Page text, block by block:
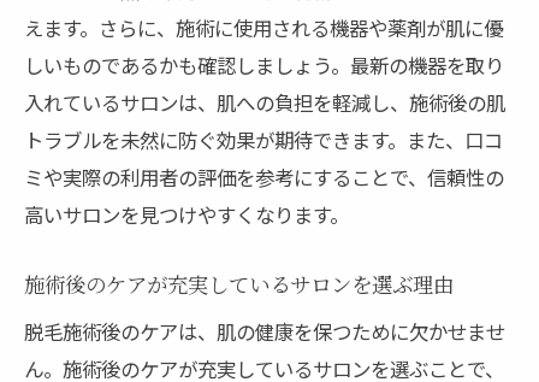
肌状態の変化を実感するための施術プラン
三重県での実績豊富なサロンの紹介
えます。さらに、施術に使用される機器や薬剤が肌に優
しいものであるかも確認しましょう。最新の機器を取り
入れているサロンは、肌への負担を軽減し、施術後の肌
トラブルを未然に防ぐ効果が期待できます。また、口コ
ミや実際の利用者の評価を参考にすることで、信頼性の
高いサロンを見つけやすくなります。
施術後のケアが充実しているサロンを選ぶ理由
脱毛施術後のケアは、肌の健康を保つために欠かせませ
ん。施術後のケアが充実しているサロンを選ぶことで、